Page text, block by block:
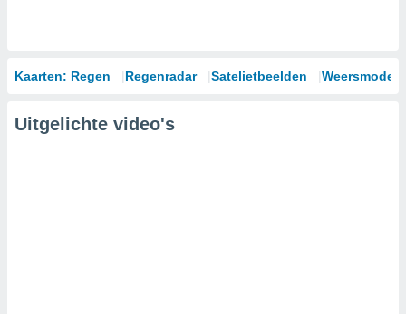
Kaarten: Regen Regenradar Satelietbeelden
Uitgelichte video's